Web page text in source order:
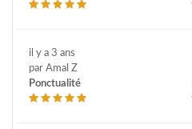
il y a 3 ans
par Amal Z
Ponctualité